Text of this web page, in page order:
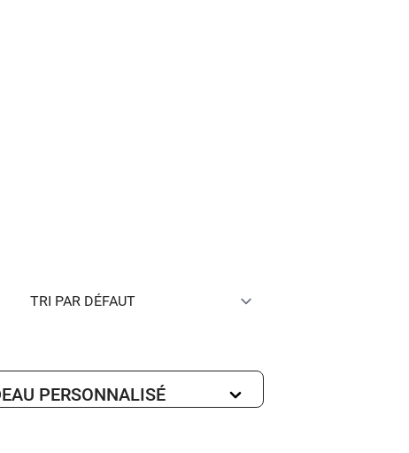
PERSONNALISÉ